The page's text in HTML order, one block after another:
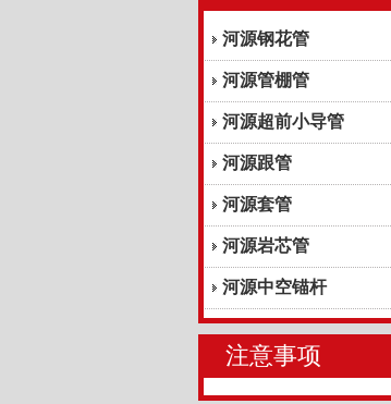
河源钢花管
河源管棚管
河源超前小导管
河源跟管
河源套管
河源岩芯管
河源中空锚杆
注意事项